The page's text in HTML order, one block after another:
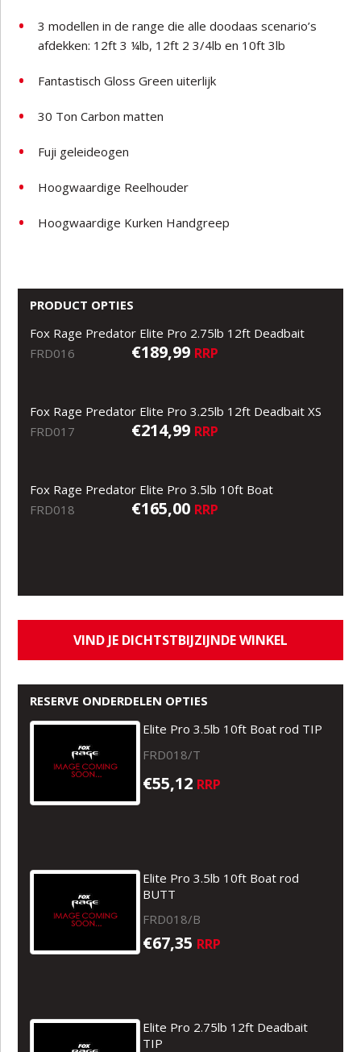
3 modellen in de range die alle doodaas scenario’s
afdekken: 12ft 3 ¼lb, 12ft 2 3/4lb en 10ft 3lb
Fantastisch Gloss Green uiterlijk
30 Ton Carbon matten
Fuji geleideogen
Hoogwaardige Reelhouder
Hoogwaardige Kurken Handgreep
PRODUCT OPTIES
Fox Rage Predator Elite Pro 2.75lb 12ft Deadbait
FRD016
€189,99 RRP
Fox Rage Predator Elite Pro 3.25lb 12ft Deadbait XS
FRD017
€214,99 RRP
Fox Rage Predator Elite Pro 3.5lb 10ft Boat
FRD018
€165,00 RRP
VIND JE DICHTSTBIJZIJNDE WINKEL
RESERVE ONDERDELEN OPTIES
Elite Pro 3.5lb 10ft Boat rod TIP
FRD018/T
€55,12 RRP
Elite Pro 3.5lb 10ft Boat rod
BUTT
FRD018/B
€67,35 RRP
Elite Pro 2.75lb 12ft Deadbait
TIP